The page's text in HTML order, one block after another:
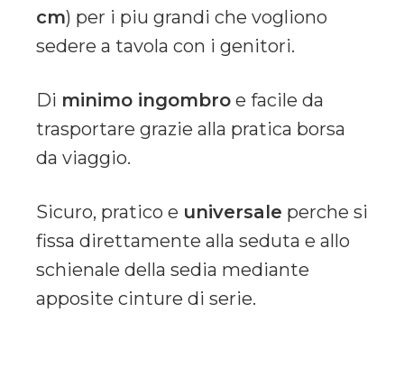
cm) per i piu grandi che vogliono
sedere a tavola con i genitori.
Di minimo ingombro e facile da
trasportare grazie alla pratica borsa
da viaggio.
Sicuro, pratico e universale perche si
fissa direttamente alla seduta e allo
schienale della sedia mediante
apposite cinture di serie.